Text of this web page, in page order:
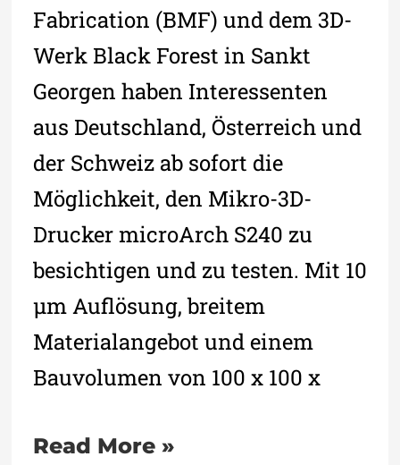
Fabrication (BMF) und dem 3D-
Werk Black Forest in Sankt
Georgen haben Interessenten
aus Deutschland, Österreich und
der Schweiz ab sofort die
Möglichkeit, den Mikro-3D-
Drucker microArch S240 zu
besichtigen und zu testen. Mit 10
µm Auflösung, breitem
Materialangebot und einem
Bauvolumen von 100 x 100 x
Read More »